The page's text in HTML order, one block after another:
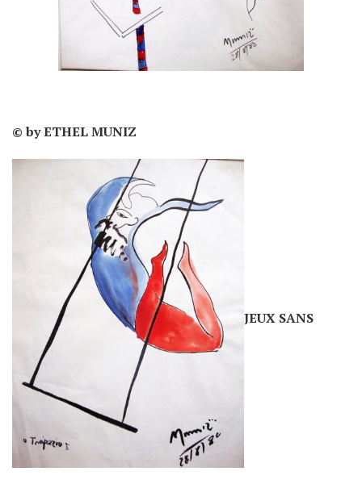
© by ETHEL MUNIZ
JEUX SANS